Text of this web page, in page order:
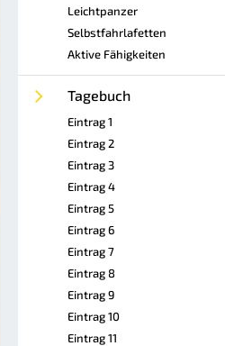
Leichtpanzer
Selbstfahrlafetten
Aktive Fähigkeiten
Tagebuch
Eintrag 1
Eintrag 2
Eintrag 3
Eintrag 4
Eintrag 5
Eintrag 6
Eintrag 7
Eintrag 8
Eintrag 9
Eintrag 10
Eintrag 11